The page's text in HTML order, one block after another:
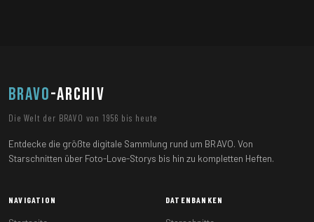
BRAVO-ARCHIV
Die Welt der BRAVO von 1956 bis heute
Entdecke die größte digitale Sammlung rund um BRAVO. Von
Starschnitten über Foto-Love-Storys bis hin zu kompletten Heften.
NAVIGATION DATENBANKEN